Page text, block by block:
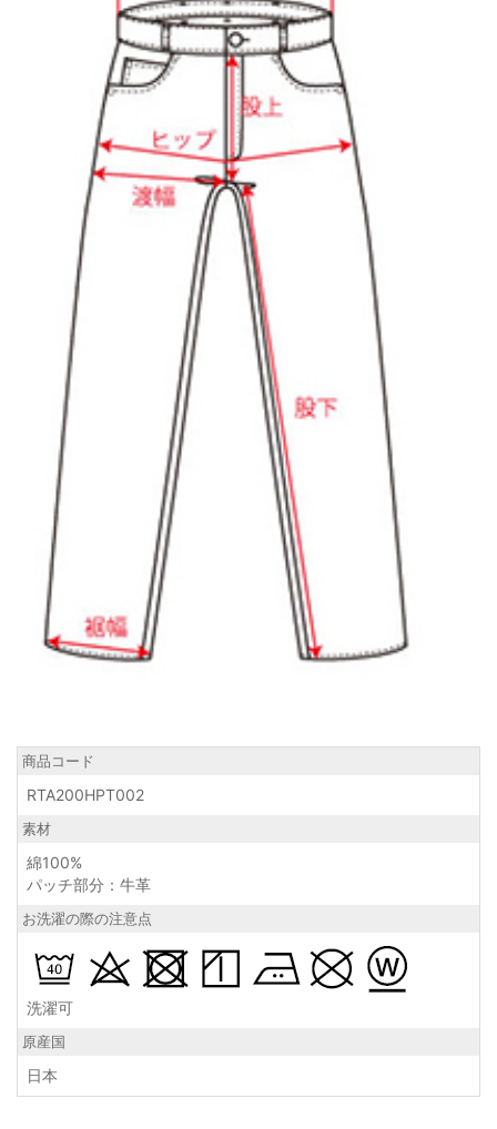
商品コード
RTA200HPT002
素材
綿100%
パッチ部分：牛革
お洗濯の際の注意点
洗濯可
原産国
日本